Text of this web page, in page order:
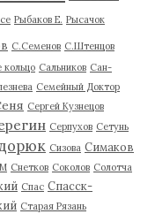
Рыбаков Е. Рысачок
С.Семенов С.Штенцов
кольцо Сальников Сан-
Семейный Доктор
Сергей Кузнецов
Серпухов Сетунь
Сизова Симаков
Снетков Соколов Солотча
Спас Спасск-
Старая Рязань